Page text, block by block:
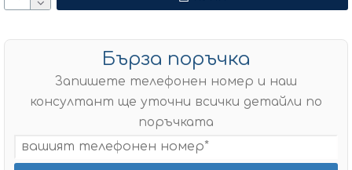
Бърза поръчка
Запишете телефонен номер и наш
консултант ще уточни всички детайли по
поръчката